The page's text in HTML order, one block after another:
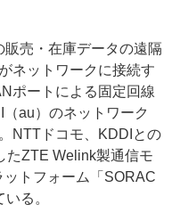
売・在庫データの遠隔
ネットワークに接続す
ポートによる固定回線
au）のネットワーク
NTTドコモ、KDDIとの
たZTE Welink製通信モ
トフォーム「SORAC
る。